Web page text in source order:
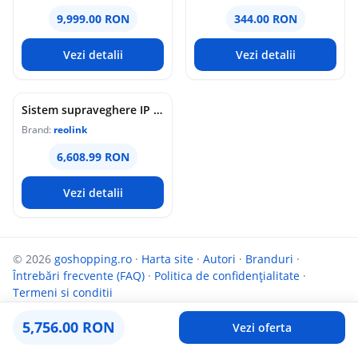
5,756.00 RON Vezi oferta
9,999.00 RON
Vezi detalii
344.00 RON
Vezi detalii
Sistem supraveghere IP Dome Reolink Color Night Vision NVS16-12MD8, 8 camere, 12 MP, IR / lumina alba 30 m, 4 mm, microfon si difuzor, detectie om/vehicul/animal, PoE, HDD 4 TB inclus
Brand: reolink
6,608.99 RON
Vezi detalii
© 2026 goshopping.ro · Harta site · Autori · Branduri ·
Întrebări frecvente (FAQ) · Politica de confidențialitate ·
Termeni si conditii
Parteneri:InfoCompanii.ro Targuldecarti.ro